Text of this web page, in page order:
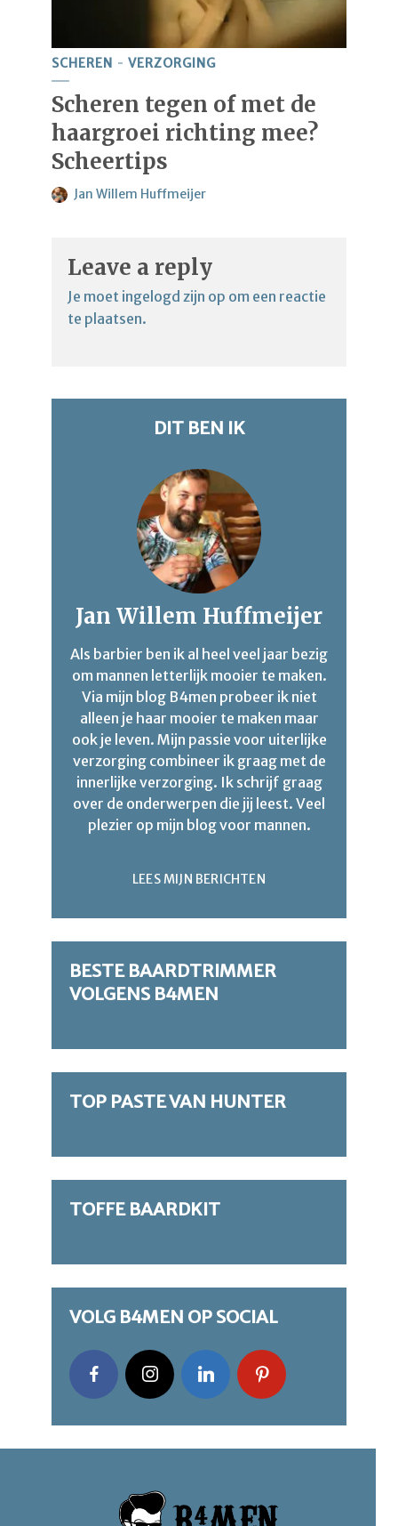
SCHEREN VERZORGING
Scheren tegen of met de
haargroei richting mee?
Scheertips
Jan Willem Huffmeijer
Leave a reply
Je moet ingelogd zijn op om een reactie
te plaatsen.
DIT BEN IK
Jan Willem Huffmeijer
Als barbier ben ik al heel veel jaar bezig
om mannen letterlijk mooier te maken.
Via mijn blog B4men probeer ik niet
alleen je haar mooier te maken maar
ook je leven. Mijn passie voor uiterlijke
verzorging combineer ik graag met de
innerlijke verzorging. Ik schrijf graag
over de onderwerpen die jij leest. Veel
plezier op mijn blog voor mannen.
LEES MIJN BERICHTEN
BESTE BAARDTRIMMER
VOLGENS B4MEN
TOP PASTE VAN HUNTER
TOFFE BAARDKIT
VOLG B4MEN OP SOCIAL